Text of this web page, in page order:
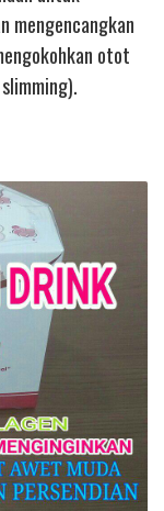
mengencangkan
otot